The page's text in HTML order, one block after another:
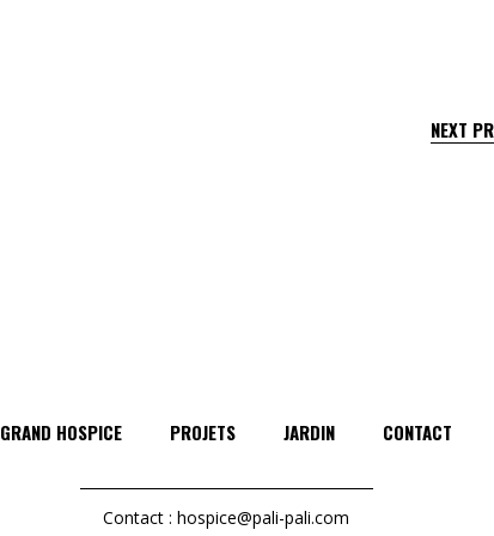
NEXT
GRAND HOSPICE PROJETS JARDIN CONTACT
Contact : hospice@pali-pali.com